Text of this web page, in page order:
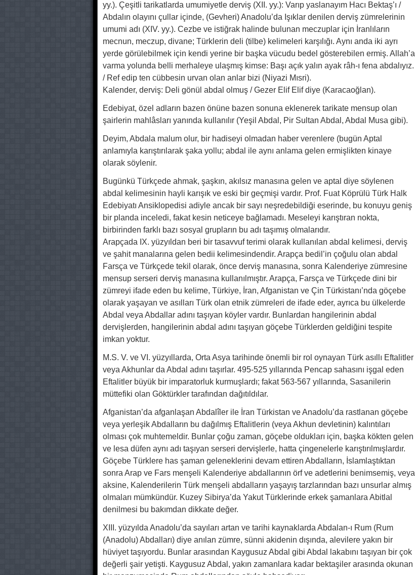
yy.). Çeşitli tarikatlarda umumiyetle derviş (XII. yy.): Varıp yaslanayım Hacı Bektaş’ı /
Abdalın olayını çullar içinde, (Gevheri) Anadolu’da Işıklar denilen derviş zümrelerinin
umumi adı (XIV. yy.). Cezbe ve istiğrak halinde bulunan meczuplar için İranlıların
mecnun, meczup, divane; Türklerin deli (tilbe) kelimeleri karşılığı. Aynı anda iki ayrı
yerde görülebilmek için kendi yerine bir başka vücudu bedel gösterebilen ermiş. Allah’a
varma yolunda belli merhaleye ulaşmış kimse: Başı açık yalın ayak râh-ı fena abdalıyız.
/ Ref edip ten cübbesin urvan olan anlar bizi (Niyazi Mısri).
Kalender, derviş: Deli gönül abdal olmuş / Gezer Elif Elif diye (Karacaoğlan).
Edebiyat, özel adların bazen önüne bazen sonuna eklenerek tarikate mensup olan
şairlerin mahlâsları yanında kullanılır (Yeşil Abdal, Pir Sultan Abdal, Abdal Musa gibi).
Deyim, Abdala malum olur, bir hadiseyi olmadan haber verenlere (bugün Aptal
anlamıyla karıştırılarak şaka yollu; abdal ile aynı anlama gelen ermişlikten kinaye
olarak söylenir.
Bugünkü Türkçede ahmak, şaşkın, akılsız manasına gelen ve aptal diye söylenen
abdal kelimesinin hayli karışık ve eski bir geçmişi vardır. Prof. Fuat Köprülü Türk Halk
Edebiyatı Ansiklopedisi adiyle ancak bir sayı neşredebildiği eserinde, bu konuyu geniş
bir planda inceledi, fakat kesin neticeye bağlamadı. Meseleyi karıştıran nokta,
birbirinden farklı bazı sosyal grupların bu adı taşımış olmalarıdır.
Arapçada IX. yüzyıldan beri bir tasavvuf terimi olarak kullanılan abdal kelimesi, derviş
ve şahit manalarına gelen bedii kelimesindendir. Arapça bedil’in çoğulu olan abdal
Farsça ve Türkçede tekil olarak, önce derviş manasına, sonra Kalenderiye zümresine
mensup serseri derviş manasına kullanılmıştır. Arapça, Farsça ve Türkçede dini bir
zümreyi ifade eden bu kelime, Türkiye, İran, Afganistan ve Çin Türkistanı’nda göçebe
olarak yaşayan ve asılları Türk olan etnik zümreleri de ifade eder, ayrıca bu ülkelerde
Abdal veya Abdallar adını taşıyan köyler vardır. Bunlardan hangilerinin abdal
dervişlerden, hangilerinin abdal adını taşıyan göçebe Türklerden geldiğini tespite
imkan yoktur.
M.S. V. ve VI. yüzyıllarda, Orta Asya tarihinde önemli bir rol oynayan Türk asıllı Eftalitler
veya Akhunlar da Abdal adını taşırlar. 495-525 yıllarında Pencap sahasını işgal eden
Eftalitler büyük bir imparatorluk kurmuşlardı; fakat 563-567 yıllarında, Sasanilerin
müttefiki olan Göktürkler tarafından dağıtıldılar.
Afganistan’da afganlaşan Abdalîler ile İran Türkistan ve Anadolu’da rastlanan göçebe
veya yerleşik Abdalların bu dağılmış Eftalitlerin (veya Akhun devletinin) kalıntıları
olması çok muhtemeldir. Bunlar çoğu zaman, göçebe oldukları için, başka kökten gelen
ve lesa düfen aynı adı taşıyan serseri dervişlerle, hatta çingenelerle karıştırılmışlardır.
Göçebe Türklere has şaman geleneklerini devam ettiren Abdalların, İslamlaştıktan
sonra Arap ve Fars menşeli Kalenderiye abdallarının örf ve adetlerini benimsemiş, veya
aksine, Kalenderilerin Türk menşeli abdalların yaşayış tarzlarından bazı unsurlar almış
olmaları mümkündür. Kuzey Sibirya’da Yakut Türklerinde erkek şamanlara Abitlal
denilmesi bu bakımdan dikkate değer.
XIII. yüzyılda Anadolu’da sayıları artan ve tarihi kaynaklarda Abdalan-ı Rum (Rum
(Anadolu) Abdalları) diye anılan zümre, sünni akidenin dışında, alevilere yakın bir
hüviyet taşıyordu. Bunlar arasından Kaygusuz Abdal gibi Abdal lakabını taşıyan bir çok
değerli şair yetişti. Kaygusuz Abdal, yakın zamanlara kadar bektaşiler arasında okunan